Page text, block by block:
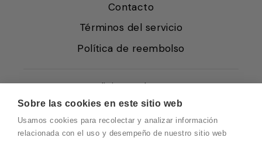
Sobre las cookies en este sitio web
Usamos cookies para recolectar y analizar información
relacionada con el uso y desempeño de nuestro sitio web
Contacto
Términos del servicio
Política de reembolso
Condiciones de Venta
Quiénes somos
Política de Cookies